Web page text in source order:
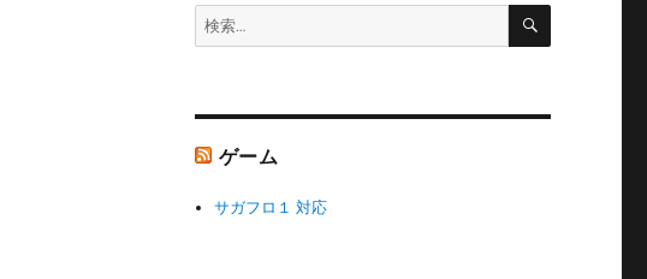
検
索:
検
ゲーム
サガフロ１ 対応